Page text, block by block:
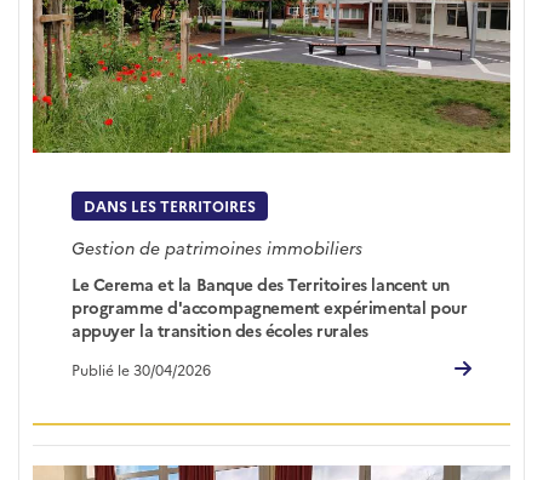
DANS LES TERRITOIRES
Gestion de patrimoines immobiliers
Le Cerema et la Banque des Territoires lancent un
programme d'accompagnement expérimental pour
appuyer la transition des écoles rurales
Publié le 30/04/2026